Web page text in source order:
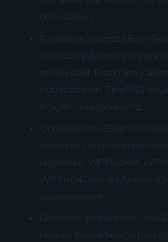
güncelleyin.
Resimleri Optimize Edin:
sitenizin yükleme süresini
etkileyebilir. Resimleri
optimize edin. TinyPNG
araçlar kullanabilirsiniz.
Önbellekleme Eklentisi
eklentileri, web sitenizin
hızlandırır. WP Rocket, WP
W3 Total Cache gibi
seçeneklerdir.
Gereksiz WordPress
Bırakın: WordPress'in bazı